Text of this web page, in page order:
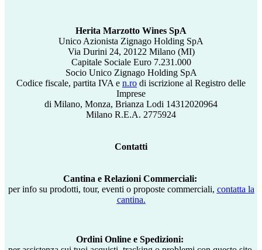
Herita Marzotto Wines SpA
Unico Azionista Zignago Holding SpA
Via Durini 24, 20122 Milano (MI)
Capitale Sociale Euro 7.231.000
Socio Unico Zignago Holding SpA
Codice fiscale, partita IVA e n.ro di iscrizione al Registro delle
Imprese
di Milano, Monza, Brianza Lodi 14312020964
Milano R.E.A. 2775924
Contatti
Cantina e Relazioni Commerciali:
per info su prodotti, tour, eventi o proposte commerciali, contatta la
cantina.
Ordini Online e Spedizioni: